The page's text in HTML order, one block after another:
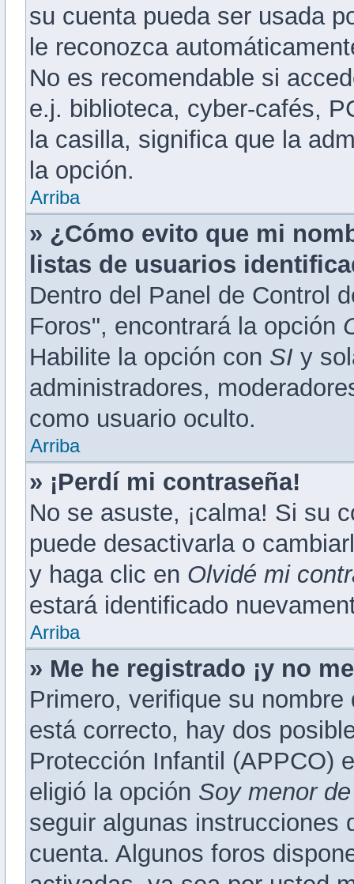
su cuenta pueda ser usada
le reconozca
No es recomendable si
e.j. biblioteca, cyber-cafés,
la casilla, significa que la
la opción.
Arriba
» ¿Cómo evito que mi
listas de usuarios
Dentro del Panel de Control
Foros", encontrará la opción
Habilite la opción con SI y
administradores,
como usuario oculto.
Arriba
» ¡Perdí mi contraseña!
No se asuste, ¡calma! Si su
puede desactivarla o
y haga clic en Olvidé mi
estará identificado
Arriba
» Me he registrado ¡y no
Primero, verifique su
está correcto, hay dos
Protección Infantil (APPCO)
eligió la opción Soy menor
seguir algunas instrucciones
cuenta. Algunos foros